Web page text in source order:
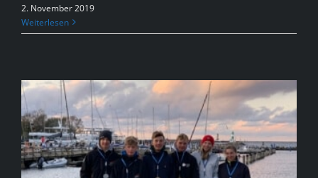
2. November 2019
Weiterlesen